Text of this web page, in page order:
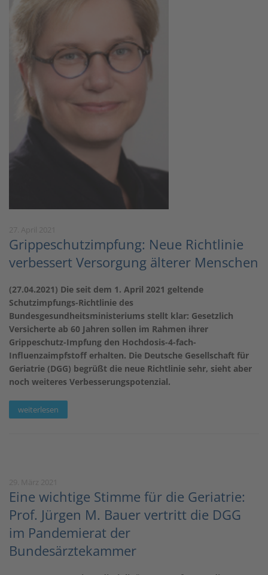
Grippeschutzimpfung: Neue Richtlinie
verbessert Versorgung älterer Menschen
(27.04.2021) Die seit dem 1. April 2021 geltende
Schutzimpfungs-Richtlinie des
Bundesgesundheitsministeriums stellt klar: Gesetzlich
Versicherte ab 60 Jahren sollen im Rahmen ihrer
Grippeschutz-Impfung den Hochdosis-4-fach-
Influenzaimpfstoff erhalten. Die Deutsche Gesellschaft für
Geriatrie (DGG) begrüßt die neue Richtlinie sehr, sieht aber
noch weiteres Verbesserungspotenzial.
weiterlesen
Eine wichtige Stimme für die Geriatrie:
Prof. Jürgen M. Bauer vertritt die DGG
im Pandemierat der
Bundesärztekammer